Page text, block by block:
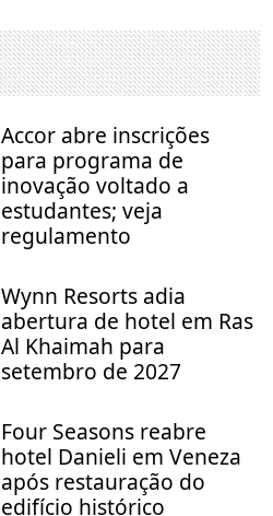
Accor abre inscrições
para programa de
inovação voltado a
estudantes; veja
regulamento
Wynn Resorts adia
abertura de hotel em Ras
Al Khaimah para
setembro de 2027
Four Seasons reabre
hotel Danieli em Veneza
após restauração do
edifício histórico